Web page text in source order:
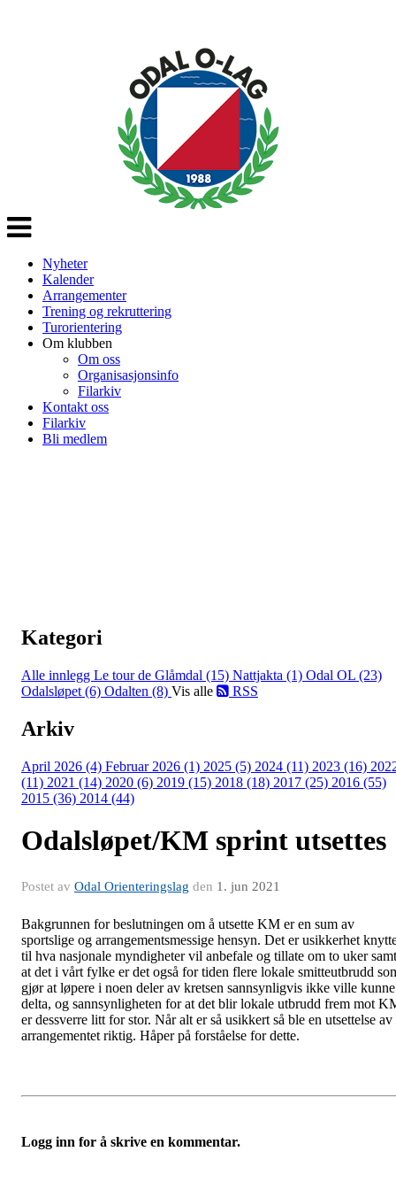
Veksle
navigasjon
Nyheter
Kalender
Arrangementer
Trening og rekruttering
Turorientering
Om klubben
Om oss
Organisasjonsinfo
Filarkiv
Kontakt oss
Filarkiv
Bli medlem
Kategori
Alle innlegg Le tour de Glåmdal (15) Nattjakta (1) Odal OL (23)
Odalsløpet (6) Odalten (8) Vis alle RSS
Arkiv
April 2026 (4) Februar 2026 (1) 2025 (5) 2024 (11) 2023 (16)
(11) 2021 (14) 2020 (6) 2019 (15) 2018 (18) 2017 (25) 2016 (55)
2015 (36) 2014 (44)
Odalsløpet/KM sprint utsettes
Postet av Odal Orienteringslag den 1. jun 2021
Bakgrunnen for beslutningen om å utsette KM er en sum av
sportslige og arrangementsmessige hensyn. Det er usikkerhet
til hva nasjonale myndigheter vil anbefale og tillate om to uker samt
at det i vårt fylke er det også for tiden flere lokale smitteutbrudd
gjør at løpere i noen deler av kretsen sannsynligvis ikke ville kunne
delta, og sannsynligheten for at det blir lokale utbrudd frem mot
er dessverre litt for stor. Når alt er så usikkert så ble en utsettelse av
arrangementet riktig. Håper på forståelse for dette.
Logg inn for å skrive en kommentar.